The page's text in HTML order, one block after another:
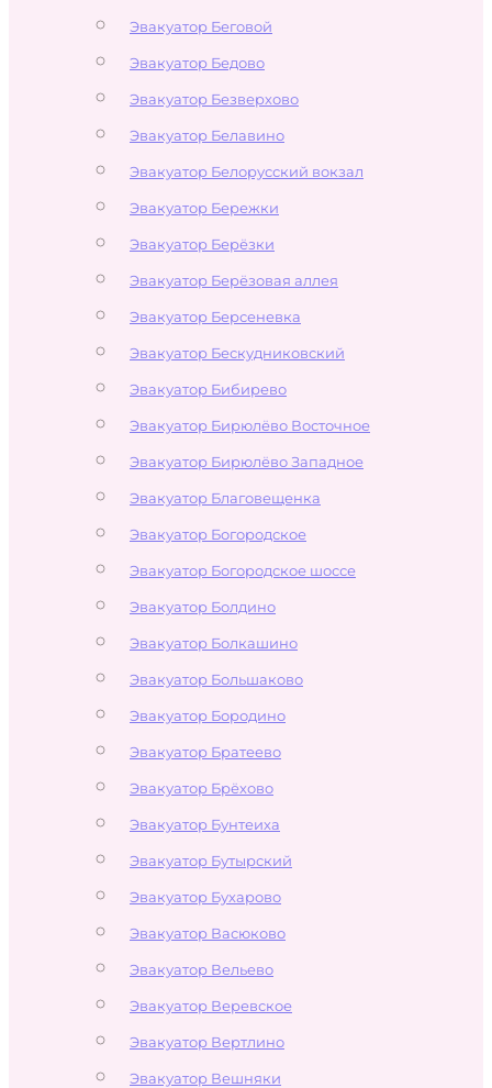
Эвакуатор Беговой
Эвакуатор Бедово
Эвакуатор Безверхово
Эвакуатор Белавино
Эвакуатор Белорусский вокзал
Эвакуатор Бережки
Эвакуатор Берёзки
Эвакуатор Берёзовая аллея
Эвакуатор Берсеневка
Эвакуатор Бескудниковский
Эвакуатор Бибирево
Эвакуатор Бирюлёво Восточное
Эвакуатор Бирюлёво Западное
Эвакуатор Благовещенка
Эвакуатор Богородское
Эвакуатор Богородское шоссе
Эвакуатор Болдино
Эвакуатор Болкашино
Эвакуатор Большаково
Эвакуатор Бородино
Эвакуатор Братеево
Эвакуатор Брёхово
Эвакуатор Бунтеиха
Эвакуатор Бутырский
Эвакуатор Бухарово
Эвакуатор Васюково
Эвакуатор Вельево
Эвакуатор Веревское
Эвакуатор Вертлино
Эвакуатор Вешняки